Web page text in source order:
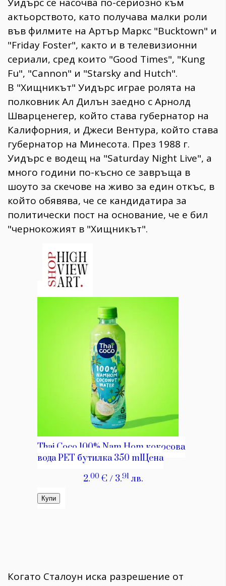
Уидърс се насочва по-сериозно към
актьорството, като получава малки роли
във филмите на Артър Маркс "Bucktown" и
"Friday Foster", както и в телевизионни
сериали, сред които "Good Times", "Kung
Fu", "Cannon" и "Starsky and Hutch".
В "Хищникът" Уидърс играе ролята на
полковник Ал Дилън заедно с Арнолд
Шварценегер, който става губернатор на
Калифорния, и Джеси Вентура, който става
губернатор на Минесота. През 1988 г.
Уидърс е водещ на "Saturday Night Live", а
много години по-късно се завръща в
шоуто за скечове на живо за един откъс, в
който обявява, че се кандидатира за
политически пост на основание, че е бил
"чернокожият в "Хищникът".
Когато Сталоун иска разрешение от